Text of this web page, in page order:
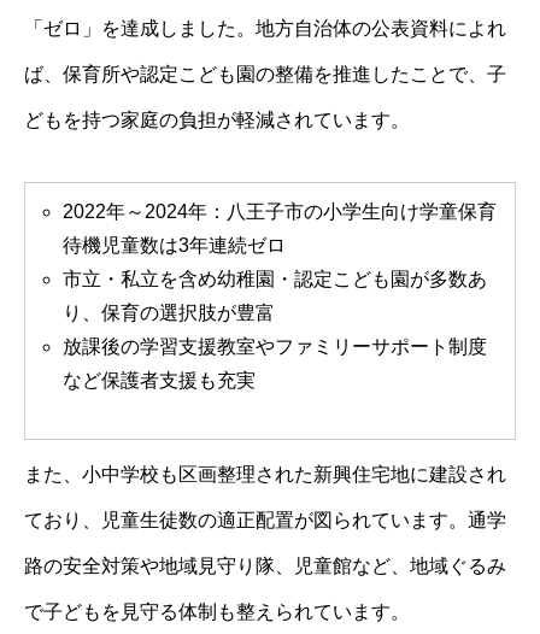
「ゼロ」を達成しました。地方自治体の公表資料によれ
ば、保育所や認定こども園の整備を推進したことで、子
どもを持つ家庭の負担が軽減されています。
2022年～2024年：八王子市の小学生向け学童保育
待機児童数は3年連続ゼロ
市立・私立を含め幼稚園・認定こども園が多数あ
り、保育の選択肢が豊富
放課後の学習支援教室やファミリーサポート制度
など保護者支援も充実
また、小中学校も区画整理された新興住宅地に建設され
ており、児童生徒数の適正配置が図られています。通学
路の安全対策や地域見守り隊、児童館など、地域ぐるみ
で子どもを見守る体制も整えられています。